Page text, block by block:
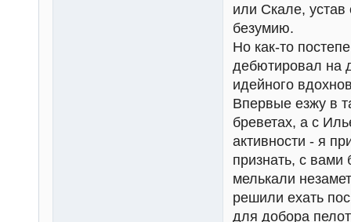
или Скале,
безумию.
Но как-то
дебютировал на
идейного
Впервые езжу в
бреветах, а с
активности - я
признать, с
мелькали
решили ехать
для добора